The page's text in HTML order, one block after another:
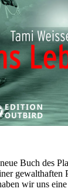
Buch des
gewalthaften
wir uns